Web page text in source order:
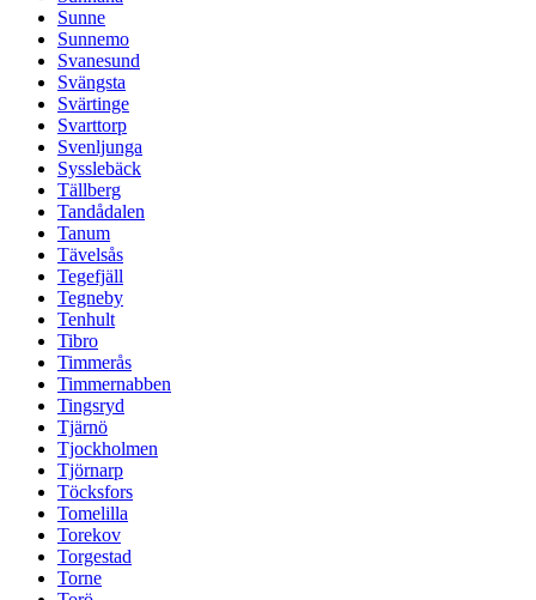
Sunne
Sunnemo
Svanesund
Svängsta
Svärtinge
Svarttorp
Svenljunga
Sysslebäck
Tällberg
Tandådalen
Tanum
Tävelsås
Tegefjäll
Tegneby
Tenhult
Tibro
Timmerås
Timmernabben
Tingsryd
Tjärnö
Tjockholmen
Tjörnarp
Töcksfors
Tomelilla
Torekov
Torgestad
Torne